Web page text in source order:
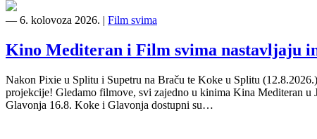
― 6. kolovoza 2026. Film svima
Kino Mediteran i Film svima nastavljaju
Nakon Pixie u Splitu i Supetru na Braču te Koke u Splitu
projekcije! Gledamo filmove, svi zajedno u kinima Kina Mediteran
Glavonja 16.8. Koke i Glavonja dostupni su…